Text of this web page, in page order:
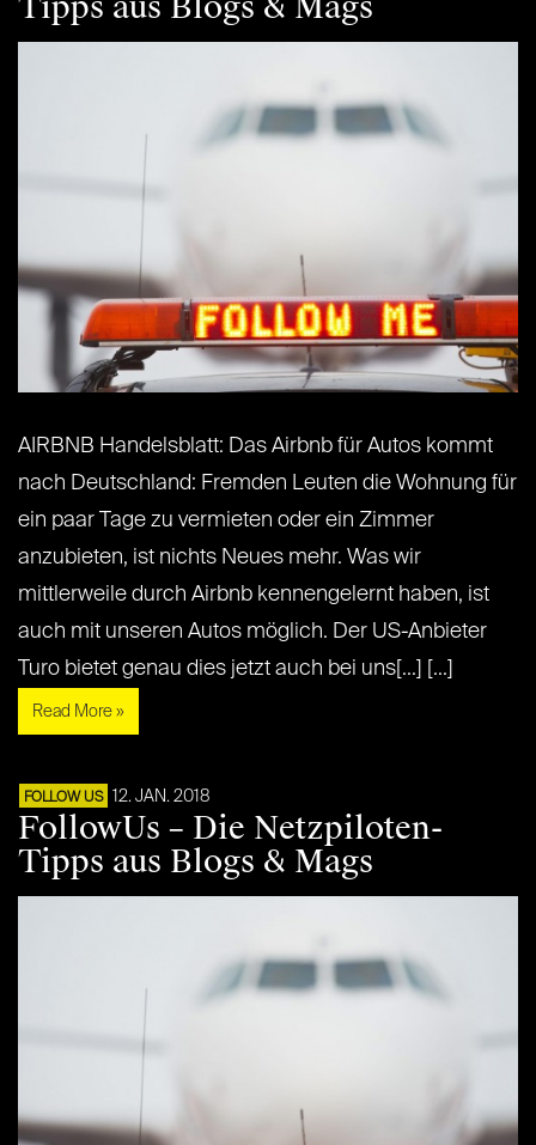
AIRBNB Handelsblatt: Das Airbnb für Autos kommt
nach Deutschland: Fremden Leuten die Wohnung für
ein paar Tage zu vermieten oder ein Zimmer
anzubieten, ist nichts Neues mehr. Was wir
mittlerweile durch Airbnb kennengelernt haben, ist
auch mit unseren Autos möglich. Der US-Anbieter
Turo bietet genau dies jetzt auch bei uns[...] [...]
Read More »
FOLLOW US 12. JAN. 2018
FollowUs – Die Netzpiloten-
Tipps aus Blogs & Mags